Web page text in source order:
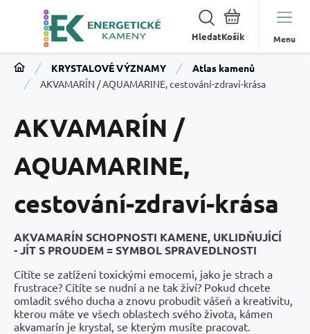
Hledat Menu
KRYSTALOVÉ VÝZNAMY
Atlas kamenů
AKVAMARÍN / AQUAMARINE, cestování-zdraví-krása
AKVAMARÍN /
AQUAMARINE,
cestování-zdraví-krása
AKVAMARÍN SCHOPNOSTI KAMENE, UKLIDŇUJÍCÍ
- JÍT S PROUDEM = SYMBOL SPRAVEDLNOSTI
Cítíte se zatíženi toxickými emocemi, jako je strach a
frustrace? Cítíte se nudní a ne tak živí? Pokud chcete
omladit svého ducha a znovu probudit vášeň a kreativitu,
kterou máte ve všech oblastech svého života, kámen
akvamarín je krystal, se kterým musíte pracovat.